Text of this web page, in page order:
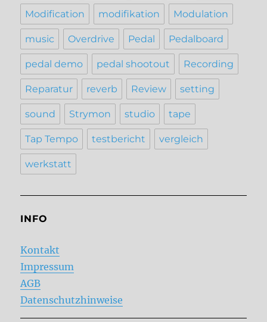
Modification modifikation Modulation
music Overdrive Pedal Pedalboard
pedal demo pedal shootout Recording
Reparatur reverb Review setting
sound Strymon studio tape
Tap Tempo testbericht vergleich
werkstatt
INFO
Kontakt
Impressum
AGB
Datenschutzhinweise